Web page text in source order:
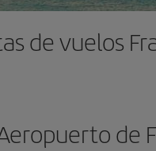
de vuelos
de